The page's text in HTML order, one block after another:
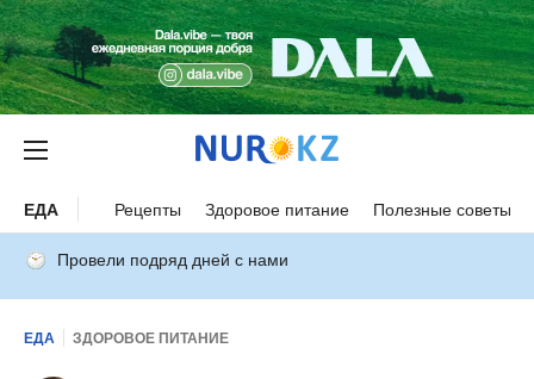
ЕДА Рецепты Здоровое питание Полезные советы
Провели подряд дней с нами
ЕДА ЗДОРОВОЕ ПИТАНИЕ